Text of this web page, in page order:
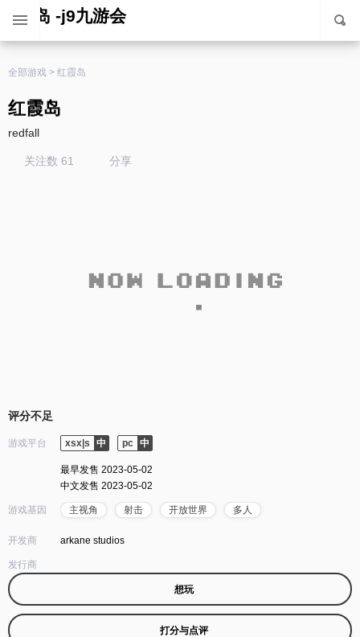
红霞岛 -j9九游会
全部游戏 > 红霞岛
红霞岛
redfall
关注数 61 分享
评分不足
游戏平台 xsx|s pc
最早发售 2023-05-02
中文发售 2023-05-02
游戏基因 主视角 射击 开放世界 多人
开发商 arkane studios
发行商
想玩
打分与点评